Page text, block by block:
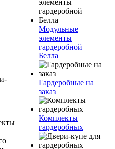
Модульные
элементы
гардеробной
Белла
Гардеробные на
заказ
Комплекты
гардеробных